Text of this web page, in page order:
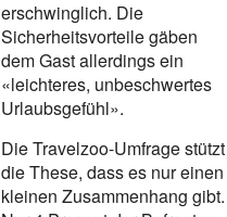
erschwinglich. Die
Sicherheitsvorteile gäben
dem Gast allerdings ein
«leichteres, unbeschwertes
Urlaubsgefühl».
Die Travelzoo-Umfrage stützt
die These, dass es nur einen
kleinen Zusammenhang gibt.